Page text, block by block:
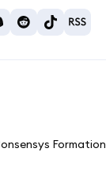
Formation